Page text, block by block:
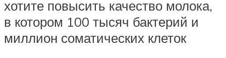
хотите повысить качество молока,
в котором 100 тысяч бактерий и
миллион соматических клеток